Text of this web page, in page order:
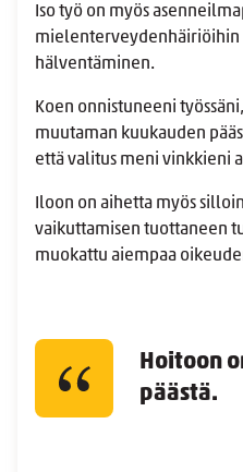
Iso työ on myös
mielenterveydenhäiriöihin
hälventäminen.
Koen onnistuneeni
muutaman kuukauden
että valitus meni vinkkieni
Iloon on aihetta myös
vaikuttamisen tuottaneen
muokattu aiempaa
Hoitoon
päästä.